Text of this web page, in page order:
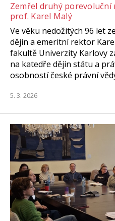
Zemřel druhý
prof. Karel Malý
Ve věku nedožitých 96 let
dějin a emeritní rektor
fakultě Univerzity Karlovy
na katedře dějin státu a
osobností české právní
5. 3. 2026